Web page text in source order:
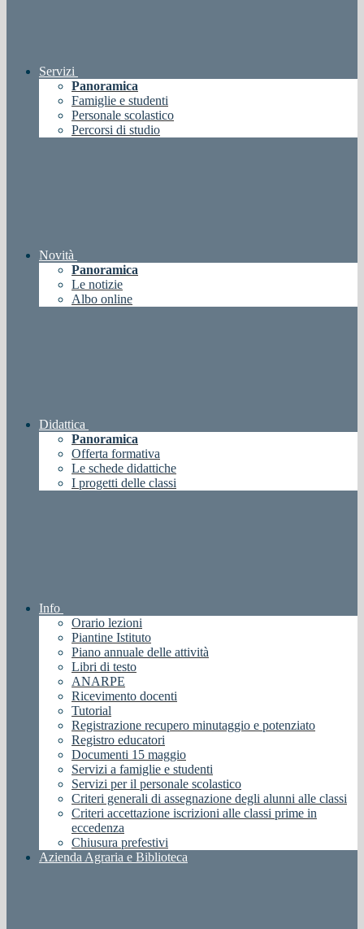
Servizi
Panoramica
Famiglie e studenti
Personale scolastico
Percorsi di studio
Novità
Panoramica
Le notizie
Albo online
Didattica
Panoramica
Offerta formativa
Le schede didattiche
I progetti delle classi
Info
Orario lezioni
Piantine Istituto
Piano annuale delle attività
Libri di testo
ANARPE
Ricevimento docenti
Tutorial
Registrazione recupero minutaggio e potenziato
Registro educatori
Documenti 15 maggio
Servizi a famiglie e studenti
Servizi per il personale scolastico
Criteri generali di assegnazione degli alunni alle classi
Criteri accettazione iscrizioni alle classi prime in
eccedenza
Chiusura prefestivi
Azienda Agraria e Biblioteca